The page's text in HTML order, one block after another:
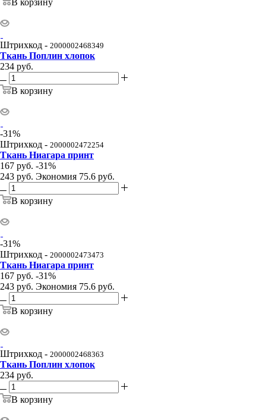
Штрихкод - 2000002468349
Ткань Поплин хлопок
234 руб.
В корзину
-31%
Штрихкод - 2000002472254
Ткань Ниагара принт
167 руб.
243 руб.
-31%
Экономия 75.6 руб.
В корзину
-31%
Штрихкод - 2000002473473
Ткань Ниагара принт
167 руб.
243 руб.
-31%
Экономия 75.6 руб.
В корзину
Штрихкод - 2000002468363
Ткань Поплин хлопок
234 руб.
В корзину